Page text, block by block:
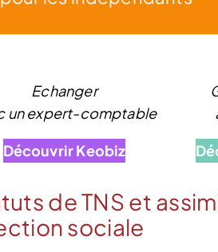
Echanger
un expert-comptable
Découvrir Keobiz
de TNS et
sociale